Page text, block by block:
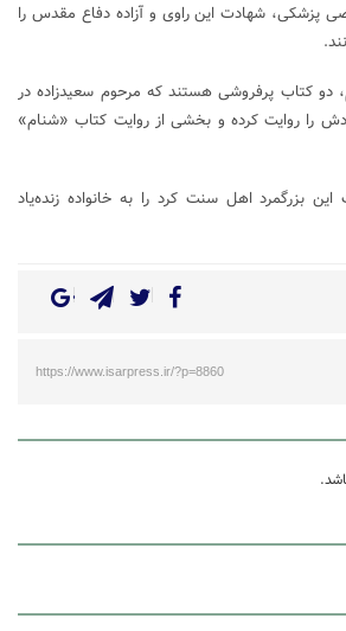
پزشکی، شهادت این راوی و آزاده دفاع مقدس را
دو کتاب پرفروشی هستند که مرحوم سعیدزاده در
را روایت کرده و بخشی از روایت کتاب «شنام»
بزرگمرد اهل سنت کرد را به خانواده زنده‌یاد
https://www.isarpress.ir/?p=8860